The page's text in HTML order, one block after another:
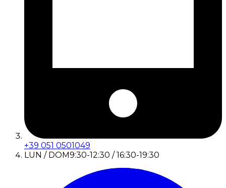
+39 051 0501049
LUN / DOM9:30-12:30 / 16:30-19:30